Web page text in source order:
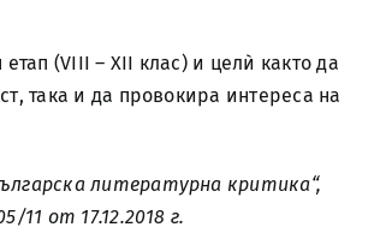
(VIII – XII клас) и целѝ както да
така и да провокира интереса на
литературна критика“,
от 17.12.2018 г.